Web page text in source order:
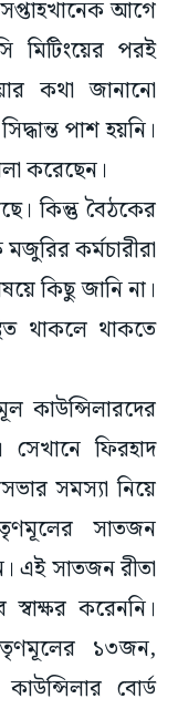
আগে
মিটিংয়ের পরই
কথা জানানো
পাশ হয়নি।
করেছেন।
কিন্তু বৈঠকের
কর্মচারীরা
কিছু জানি না।
থাকলে থাকতে
কাউন্সিলারদের
ফিরহাদ
সমস্যা নিয়ে
সাতজন
এই সাতজন রীতা
করেননি।
তৃণমূলের ১৩জন,
বোর্ড